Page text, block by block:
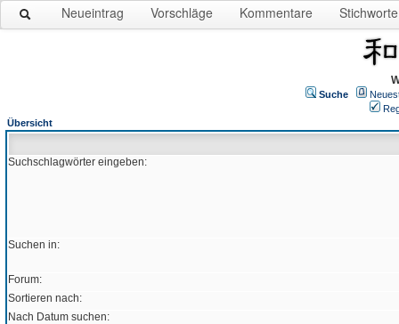
Neueintrag Vorschläge Kommentare Stichworte
Suche
Übersicht
Suchschlagwörter eingeben:
Suchen in:
Forum:
Sortieren nach:
Nach Datum suchen: